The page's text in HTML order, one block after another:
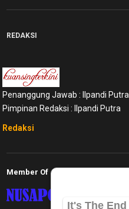
REDAKSI
Penanggung Jawab : Ilpandi Putra
Pimpinan Redaksi : Ilpandi Putra
Redaksi
Member Of